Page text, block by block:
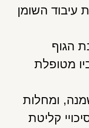
עיבוד השומן
הגוף
מטופלת
ומחלות
קליטת